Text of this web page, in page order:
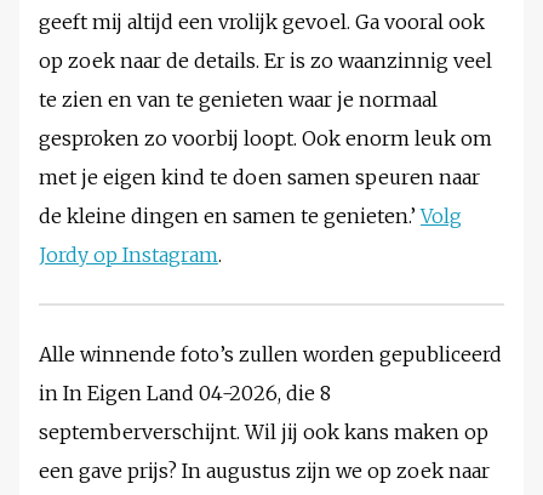
geeft mij altijd een vrolijk gevoel. Ga vooral ook
op zoek naar de details. Er is zo waanzinnig veel
te zien en van te genieten waar je normaal
gesproken zo voorbij loopt. Ook enorm leuk om
met je eigen kind te doen samen speuren naar
de kleine dingen en samen te genieten.’Volg
Jordy op Instagram.
Alle winnende foto’s zullen worden gepubliceerd
in In Eigen Land 04-2026, die 8
septemberverschijnt. Wil jij ook kans maken op
een gave prijs? In augustus zijn we op zoek naar